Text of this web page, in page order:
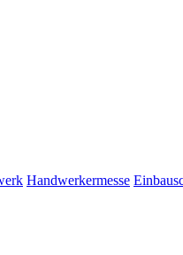
Handwerkermesse